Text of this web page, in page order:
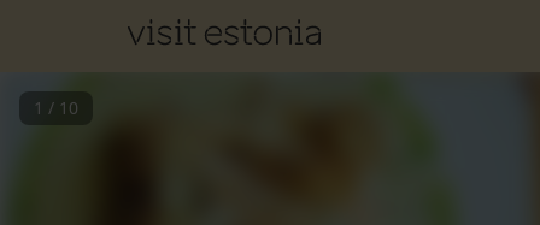
1 / 10